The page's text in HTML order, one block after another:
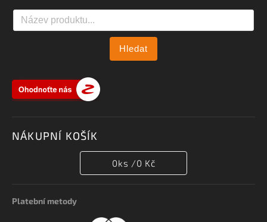
Hledat
NÁKUPNÍ KOŠÍK
0ks /0 Kč
Platební metody